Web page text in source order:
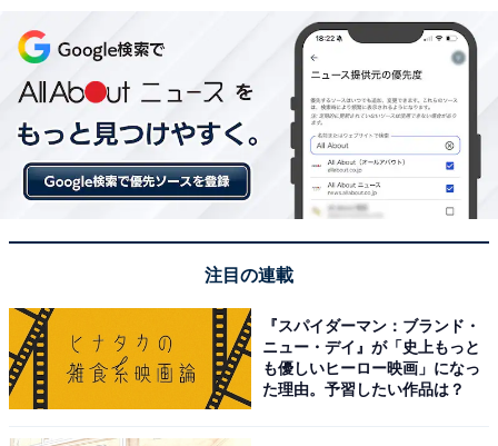
注目の連載
『スパイダーマン：ブランド・
ニュー・デイ』が「史上もっと
も優しいヒーロー映画」になっ
た理由。予習したい作品は？